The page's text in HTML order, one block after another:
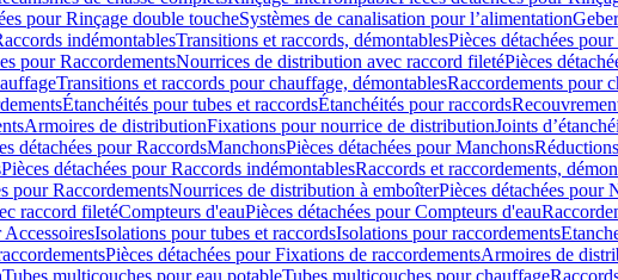
pour Rinçage double toucheSystèmes de canalisation pour l’alimentation
indémontablesTransitions et raccords, démontablesPièces détachées
pour RaccordementsNourrices de distribution avec raccord filetéPièces
Transitions et raccords pour chauffage, démontablesRaccordements pour
Étanchéités pour tubes et raccordsÉtanchéités pour raccords
Armoires de distributionFixations pour nourrice de distributionJoints
détachées pour RaccordsManchonsPièces détachées pour ManchonsRéductions
Pièces détachées pour Raccords indémontablesRaccords et raccordements,
pour RaccordementsNourrices de distribution à emboîterPièces détachées pour
raccord filetéCompteurs d'eauPièces détachées pour Compteurs d'eau
AccessoiresIsolations pour tubes et raccordsIsolations pour raccordements
Pièces détachées pour Fixations de raccordementsArmoires de
Tubes multicouches pour eau potableTubes multicouches pour chauffage